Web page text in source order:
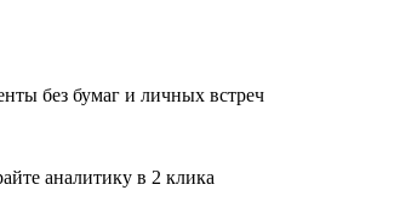
без бумаг и личных встреч
аналитику в 2 клика